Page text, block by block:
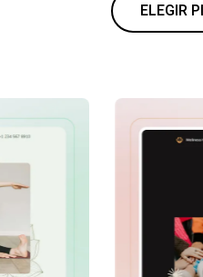
ELEGIR